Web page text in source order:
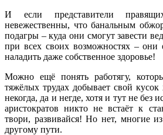
И если представители
невежественны, что банальным
подагры – куда они смогут завести
при всех своих возможностях – они
наладить даже собственное здоровье!
Можно ещё понять работягу,
тяжёлых трудах добывает свой кусок
некогда, да и негде, хотя и тут не без
аристократов никто не встаёт к
твори, развивайся! Но нет, многие
другому пути.